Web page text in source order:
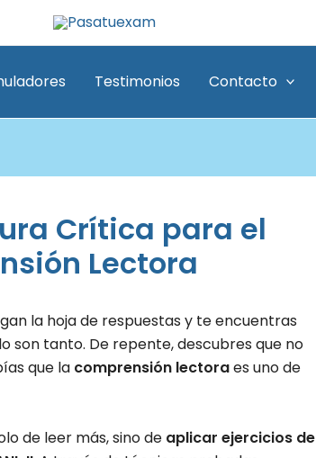
Testimonios Contacto
Crítica para el
Lectora
la hoja de respuestas y te encuentras
son tanto. De repente, descubres que no
que la comprensión lectoraes uno de
de leer más, sino de aplicar ejercicios de